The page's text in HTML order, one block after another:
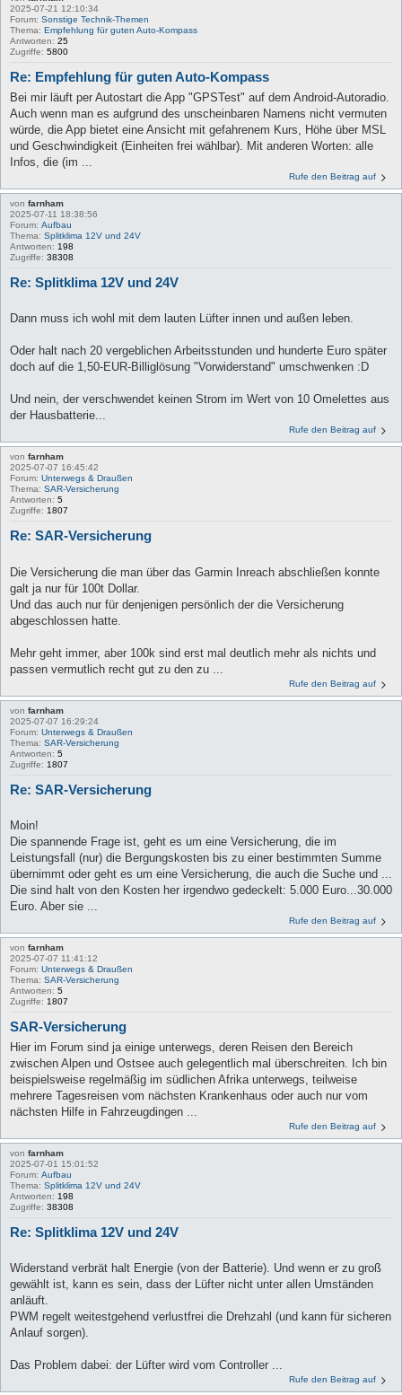
2025-07-21 12:10:34
Forum: Sonstige Technik-Themen
Thema: Empfehlung für guten Auto-Kompass
Antworten: 25
Zugriffe: 5800
Re: Empfehlung für guten Auto-Kompass
Bei mir läuft per Autostart die App "GPSTest" auf dem Android-Autoradio.
Auch wenn man es aufgrund des unscheinbaren Namens nicht vermuten
würde, die App bietet eine Ansicht mit gefahrenem Kurs, Höhe über MSL
und Geschwindigkeit (Einheiten frei wählbar). Mit anderen Worten: alle
Infos, die (im ...
Rufe den Beitrag auf
von farnham
2025-07-11 18:38:56
Forum: Aufbau
Thema: Splitklima 12V und 24V
Antworten: 198
Zugriffe: 38308
Re: Splitklima 12V und 24V
Dann muss ich wohl mit dem lauten Lüfter innen und außen leben.
Oder halt nach 20 vergeblichen Arbeitsstunden und hunderte Euro später
doch auf die 1,50-EUR-Billiglösung "Vorwiderstand" umschwenken :D
Und nein, der verschwendet keinen Strom im Wert von 10 Omelettes aus
der Hausbatterie...
Rufe den Beitrag auf
von farnham
2025-07-07 16:45:42
Forum: Unterwegs & Draußen
Thema: SAR-Versicherung
Antworten: 5
Zugriffe: 1807
Re: SAR-Versicherung
Die Versicherung die man über das Garmin Inreach abschließen konnte
galt ja nur für 100t Dollar.
Und das auch nur für denjenigen persönlich der die Versicherung
abgeschlossen hatte.
Mehr geht immer, aber 100k sind erst mal deutlich mehr als nichts und
passen vermutlich recht gut zu den zu ...
Rufe den Beitrag auf
von farnham
2025-07-07 16:29:24
Forum: Unterwegs & Draußen
Thema: SAR-Versicherung
Antworten: 5
Zugriffe: 1807
Re: SAR-Versicherung
Moin!
Die spannende Frage ist, geht es um eine Versicherung, die im
Leistungsfall (nur) die Bergungskosten bis zu einer bestimmten Summe
übernimmt oder geht es um eine Versicherung, die auch die Suche und ...
Die sind halt von den Kosten her irgendwo gedeckelt: 5.000 Euro...30.000
Euro. Aber sie ...
Rufe den Beitrag auf
von farnham
2025-07-07 11:41:12
Forum: Unterwegs & Draußen
Thema: SAR-Versicherung
Antworten: 5
Zugriffe: 1807
SAR-Versicherung
Hier im Forum sind ja einige unterwegs, deren Reisen den Bereich
zwischen Alpen und Ostsee auch gelegentlich mal überschreiten. Ich bin
beispielsweise regelmäßig im südlichen Afrika unterwegs, teilweise
mehrere Tagesreisen vom nächsten Krankenhaus oder auch nur vom
nächsten Hilfe in Fahrzeugdingen ...
Rufe den Beitrag auf
von farnham
2025-07-01 15:01:52
Forum: Aufbau
Thema: Splitklima 12V und 24V
Antworten: 198
Zugriffe: 38308
Re: Splitklima 12V und 24V
Widerstand verbrät halt Energie (von der Batterie). Und wenn er zu groß
gewählt ist, kann es sein, dass der Lüfter nicht unter allen Umständen
anläuft.
PWM regelt weitestgehend verlustfrei die Drehzahl (und kann für sicheren
Anlauf sorgen).
Das Problem dabei: der Lüfter wird vom Controller ...
Rufe den Beitrag auf